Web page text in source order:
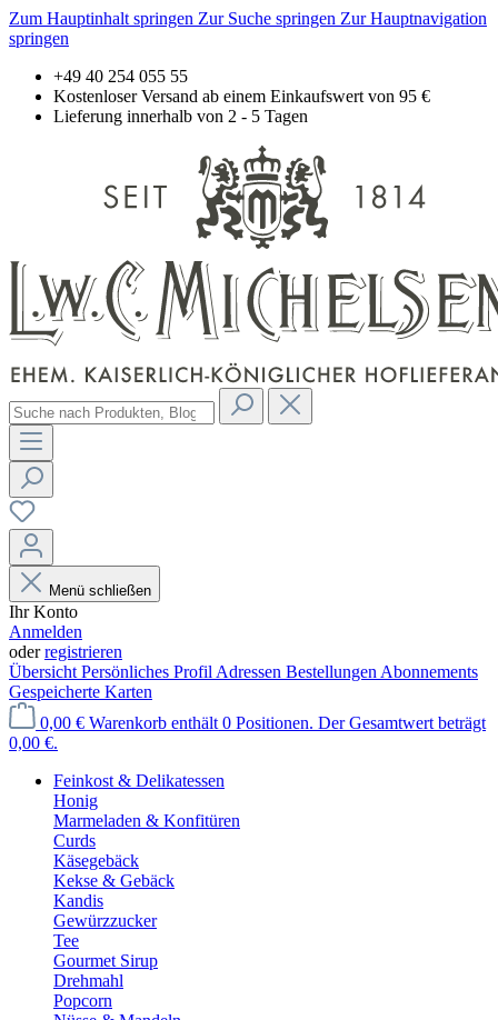
Zum Hauptinhalt springen Zur Suche springen Zur Hauptnavigation
springen
+49 40 254 055 55
Kostenloser Versand ab einem Einkaufswert von 95 €
Lieferung innerhalb von 2 - 5 Tagen
Menü schließen
Ihr Konto
Anmelden
oderregistrieren
Übersicht Persönliches Profil Adressen Bestellungen Abonnements
Gespeicherte Karten
0,00 € Warenkorb enthält 0 Positionen. Der Gesamtwert beträgt
0,00 €.
Feinkost & Delikatessen
Honig
Marmeladen & Konfitüren
Curds
Käsegebäck
Kekse & Gebäck
Kandis
Gewürzzucker
Tee
Gourmet Sirup
Drehmahl
Popcorn